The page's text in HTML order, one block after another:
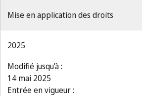
Mise en application des droits
2025
Modifié jusqu’à :
14 mai 2025
Entrée en vigueur :